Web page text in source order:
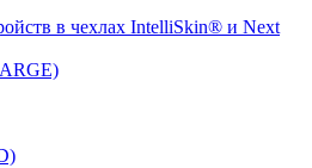
в чехлах IntelliSkin® и Next